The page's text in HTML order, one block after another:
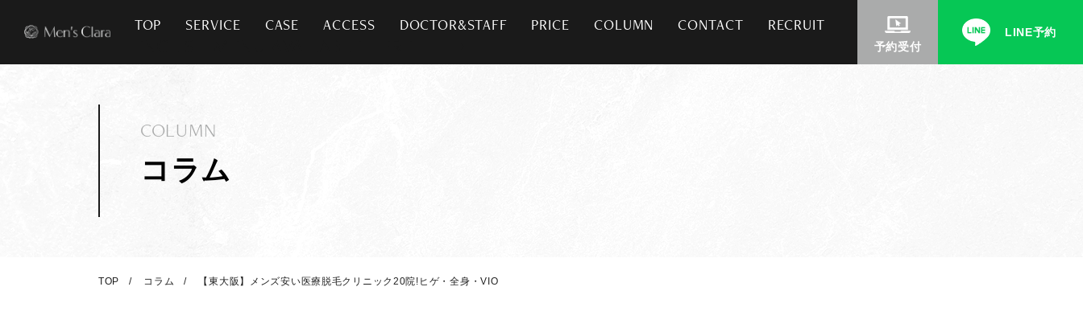
TOP SERVICE CASE ACCESS DOCTOR&STAFF PRICE COLUMN CONTACT RECRUIT
予約受付
LINE予約
コラム
COLUMN
TOP コラム 【東大阪】メンズ安い医療脱毛クリニック20院!ヒゲ・全身・VIO